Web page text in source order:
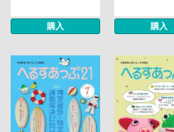
購入 購入